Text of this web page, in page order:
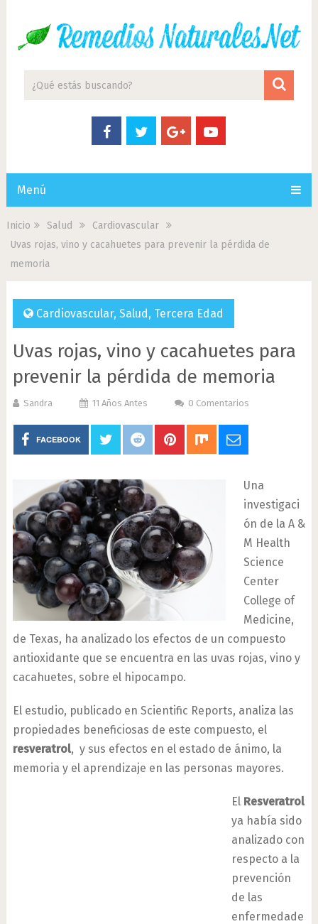
Menú
Inicio Salud
Cardiovascular
Uvas rojas, vino y cacahuetes para prevenir la pérdida de
memoria
Cardiovascular, Salud, Tercera Edad
Uvas rojas, vino y cacahuetes para
prevenir la pérdida de memoria
Sandra 11 Años Antes 0 Comentarios
FACEBOOK
Una
investigaci
ón de la A &
M Health
Science
Center
College of
Medicine,
de Texas, ha analizado los efectos de un compuesto
antioxidante que se encuentra en las uvas rojas, vino y
cacahuetes, sobre el hipocampo.
El estudio, publicado en Scientific Reports, analiza las
propiedades beneficiosas de este compuesto, el
resveratrol, y sus efectos en el estado de ánimo, la
memoria y el aprendizaje en las personas mayores.
El Resveratrol
ya había sido
analizado con
respecto a la
prevención
de las
enfermedade